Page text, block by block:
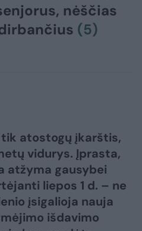
nėščias
(5)
atostogų įkarštis,
vidurys. Įprasta,
atžyma gausybei
liepos 1 d. – ne
įsigalioja nauja
išdavimo